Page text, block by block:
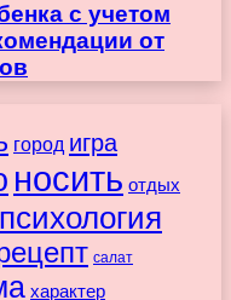
с учетом
от
город игра
носить отдых
психология
салат
характер